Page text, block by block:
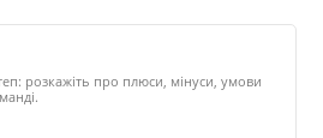
розкажіть про плюси, мінуси, умови